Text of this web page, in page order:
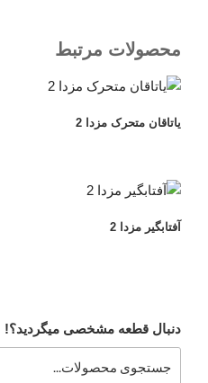
محصولات مرتبط
یاتاقان متحرک مزدا 2
آفتابگیر مزدا 2
دنبال قطعه مشخصی میگردید؟!